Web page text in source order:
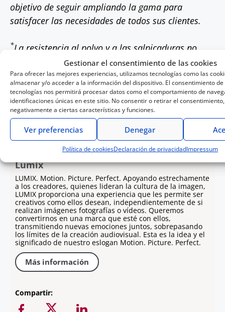
Gestionar el consentimiento de las cookies
Para ofrecer las mejores experiencias, utilizamos tecnologías como las
almacenar y/o acceder a la información del dispositivo. El consentimiento de
tecnologías nos permitirá procesar datos como el comportamiento de
identificaciones únicas en este sitio. No consentir o retirar el
negativamente a ciertas características y funciones.
Denegar
Ver preferencias
Política de cookiesDeclaración de privacidadImpressum
objetivo de seguir ampliando la gama para
satisfacer las necesidades de todos sus clientes.
*La resistencia al polvo y a las salpicaduras no
garantiza que no se produzcan daños si el objetivo
se somete a contacto directo con polvo y agua.
El diseño y las especificaciones están sujetos a
cambios sin previo aviso.
Lumix
LUMIX. Motion. Picture. Perfect. Apoyando estrechamente
a los creadores, quienes lideran la cultura de la imagen,
LUMIX proporciona una experiencia que les permite ser
creativos como ellos desean, independientemente de si
realizan imágenes fotografías o vídeos. Queremos
convertirnos en una marca que esté con ellos,
transmitiendo nuevas emociones juntos, sobrepasando
los límites de la creación audiovisual. Esta es la idea y el
significado de nuestro eslogan Motion. Picture. Perfect.
Más información
Compartir: